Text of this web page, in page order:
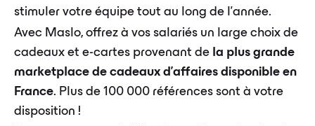
stimuler votre équipe tout au long de l'année.
Avec Maslo, offrez à vos salariés un large choix de
cadeaux et e-cartes provenant de la plus grande
marketplace de cadeaux d'affaires disponible en
France. Plus de 100 000 références sont à votre
disposition !